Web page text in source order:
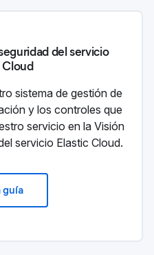
del servicio
Cloud
sistema de gestión de
y los controles que
servicio en la Visión
servicio Elastic Cloud.
guía